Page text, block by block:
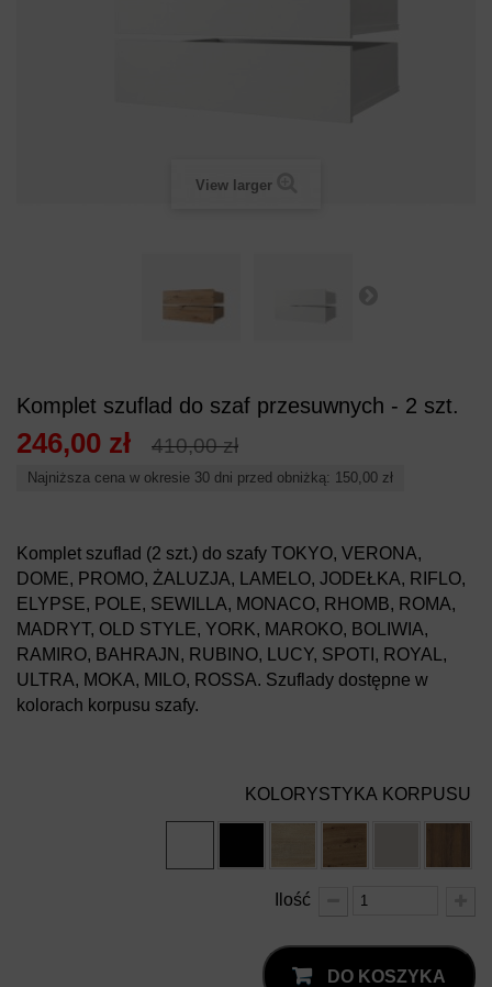
View larger
Komplet szuflad do szaf przesuwnych - 2 szt.
246,00 zł 410,00 zł
Najniższa cena w okresie 30 dni przed obniżką: 150,00 zł
Komplet szuflad (2 szt.) do szafy TOKYO, VERONA,
DOME, PROMO, ŻALUZJA, LAMELO, JODEŁKA, RIFLO,
ELYPSE, POLE, SEWILLA, MONACO, RHOMB, ROMA,
MADRYT, OLD STYLE, YORK, MAROKO, BOLIWIA,
RAMIRO, BAHRAJN, RUBINO, LUCY, SPOTI, ROYAL,
ULTRA, MOKA, MILO, ROSSA. Szuflady dostępne w
kolorach korpusu szafy.
KOLORYSTYKA KORPUSU
Ilość
DO KOSZYKA